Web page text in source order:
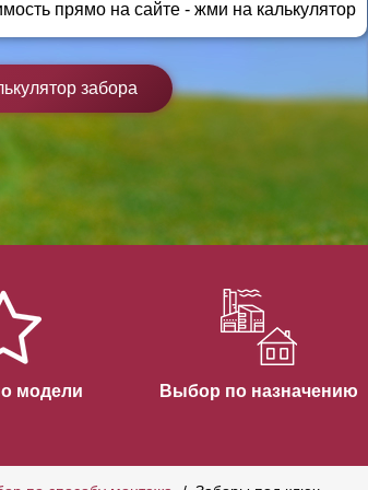
для дачи
и ограждения для школ
на участок 10 соток
прямо на сайте - жми на калькулятор
забора
модели Выбор по назначению